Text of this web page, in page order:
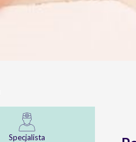
Specjalista